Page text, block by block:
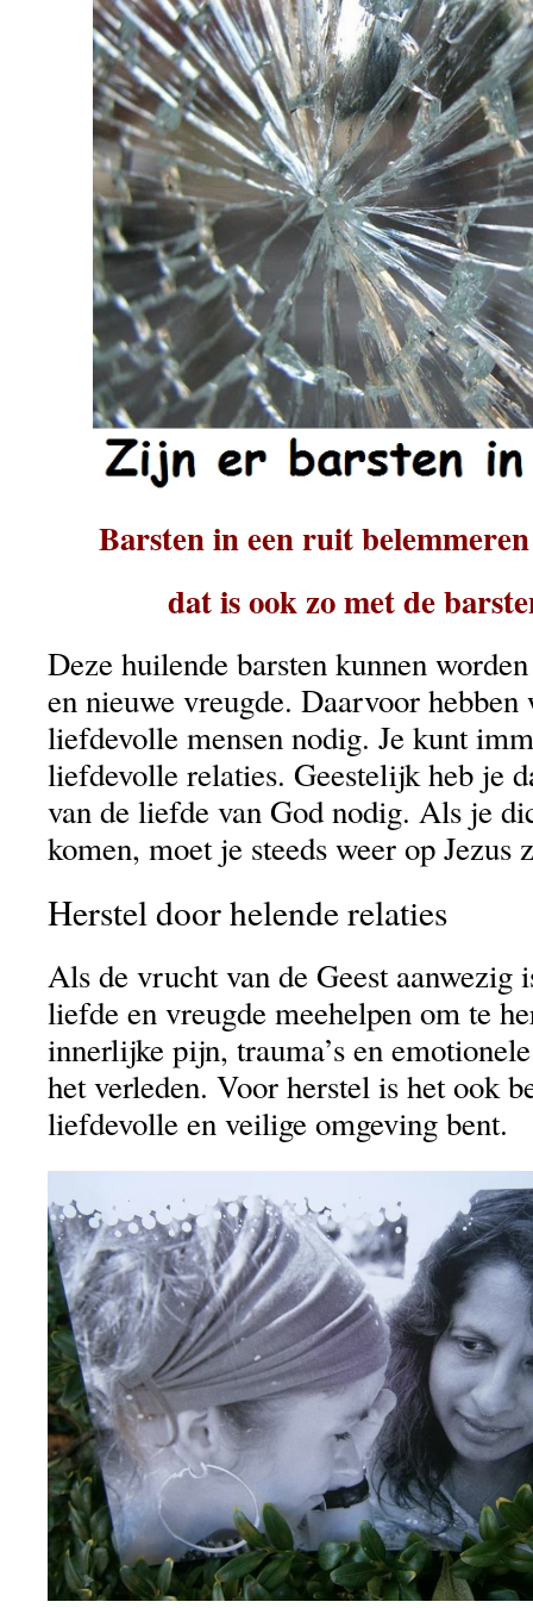
Barsten in een ruit
dat is ook zo met de
Deze huilende barsten kunnen
en nieuwe vreugde. Daarvoor hebben
liefdevolle mensen nodig. Je kunt
liefdevolle relaties. Geestelijk heb je
van de liefde van God nodig. Als je
komen, moet je steeds weer op Jezus
Herstel door helende relaties
Als de vrucht van de Geest aanwezig
liefde en vreugde meehelpen om te
innerlijke pijn, trauma’s en
het verleden. Voor herstel is het ook
liefdevolle en veilige omgeving bent.